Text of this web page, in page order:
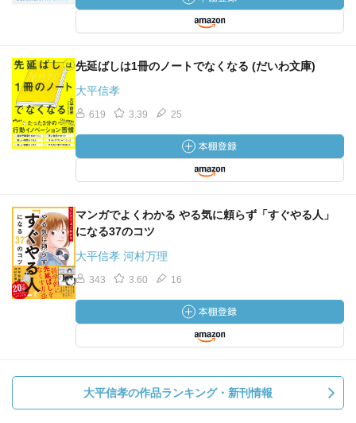
先延ばしは1冊のノートでなくなる (だいわ文庫)
大平信孝
619 3.39 25
マンガでよくわかる やる気に頼らず「すぐやる人」
になる37のコツ
大平信孝 河村万理
343 3.60 16
大平信孝の作品ランキング・新刊情報